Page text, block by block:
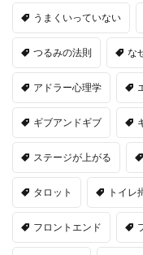
うまくいっていない
つるみの法則 な
アドラー心理学
ギブアンドギブ
ステージが上がる
タロット トイレ
フロントエンド